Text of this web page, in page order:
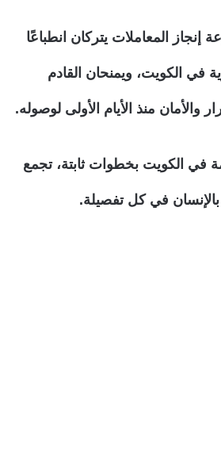
المعاملات يتركان انطباعًا
في الكويت، ويمنحان القادم
والأمان منذ الأيام الأولى لوصوله.
في الكويت بخطوات ثابتة، تجمع
بالإنسان في كل تفصيلة.